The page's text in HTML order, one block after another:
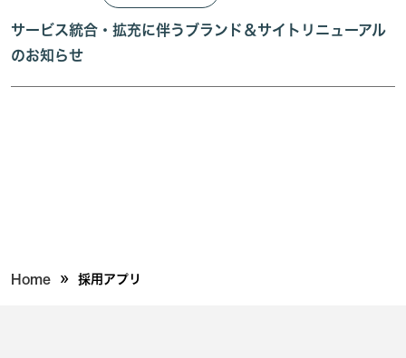
サービス統合・拡充に伴うブランド＆サイトリニューアル
のお知らせ
Home » 採用アプリ